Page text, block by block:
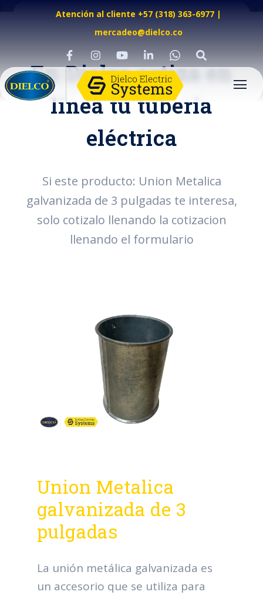
Atención al cliente +57 (318) 363-6977|
mercadeo@dielco.co
En Dielco cotiza en
línea tu tubería
eléctrica
Si este producto: Union Metalica
galvanizada de 3 pulgadas te interesa,
solo cotizalo llenando la cotizacion
llenando el formulario
Union Metalica
galvanizada de 3
pulgadas
La unión metálica galvanizada es
un accesorio que se utiliza para